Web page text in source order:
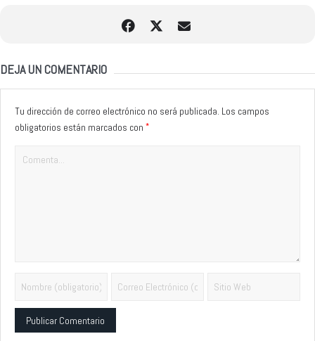
DEJA UN COMENTARIO
Tu dirección de correo electrónico no será publicada. Los campos
obligatorios están marcados con *